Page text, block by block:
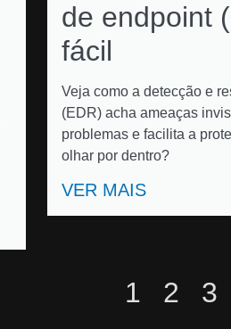
de endpoint
fácil
Veja como a detecção e
(EDR) acha ameaças
problemas e facilita a
olhar por dentro?
VER MAIS
1 2 3